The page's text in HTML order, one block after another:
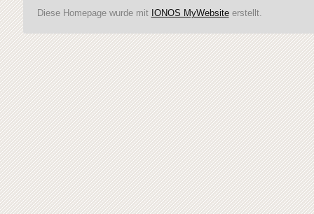
Diese Homepage wurde mit IONOS MyWebsiteerstellt.